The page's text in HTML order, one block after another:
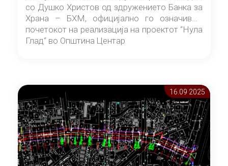
со Душко Христов од здружението Банка за
Храна – БХМ, официјално го означивме
почетокот на реализација на проектот “Нула
Глад“ во Општина Центар
16.09 2025